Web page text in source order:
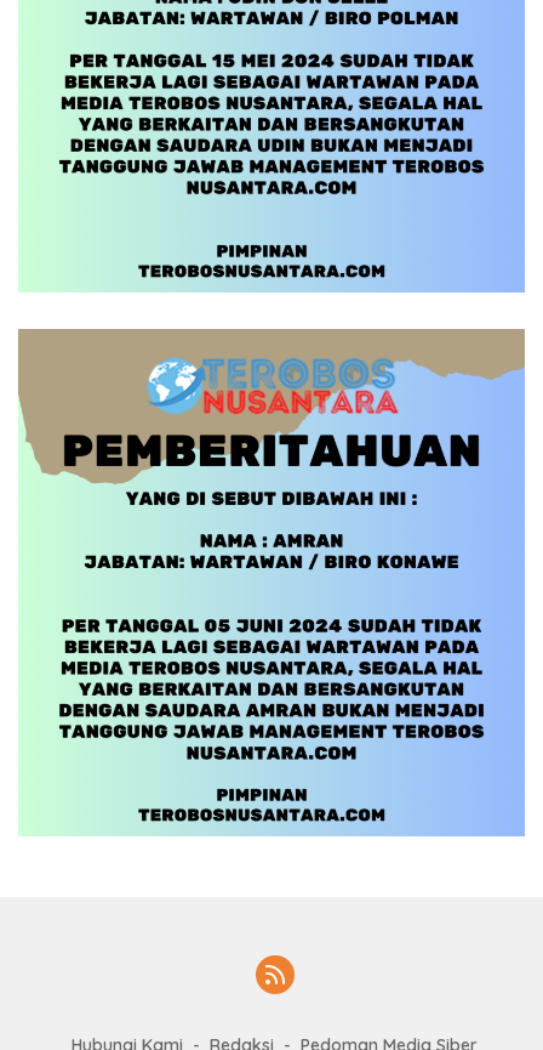
Hubungi Kami Redaksi Pedoman Media Siber